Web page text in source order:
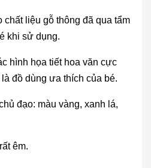
chất liệu gỗ thông đã qua tẩm
khi sử dụng.
hình họa tiết hoa văn cực
đồ dùng ưa thích của bé.
đạo: màu vàng, xanh lá,
êm.